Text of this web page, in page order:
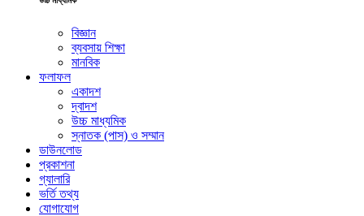
বিজ্ঞান
ব্যবসায় শিক্ষা
মানবিক
ফলাফল
একাদশ
দ্বাদশ
উচ্চ মাধ্যমিক
স্নাতক (পাস) ও সম্মান
ডাউনলোড
প্রকাশনা
গ্যালারি
ভর্তি তথ্য
যোগাযোগ